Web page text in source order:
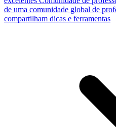
de uma comunidade global de
compartilham dicas e ferramentas